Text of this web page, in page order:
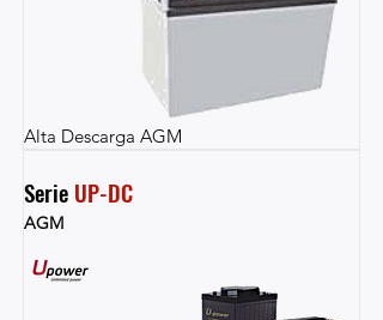
Alta Descarga AGM
Serie UP-DC
AGM